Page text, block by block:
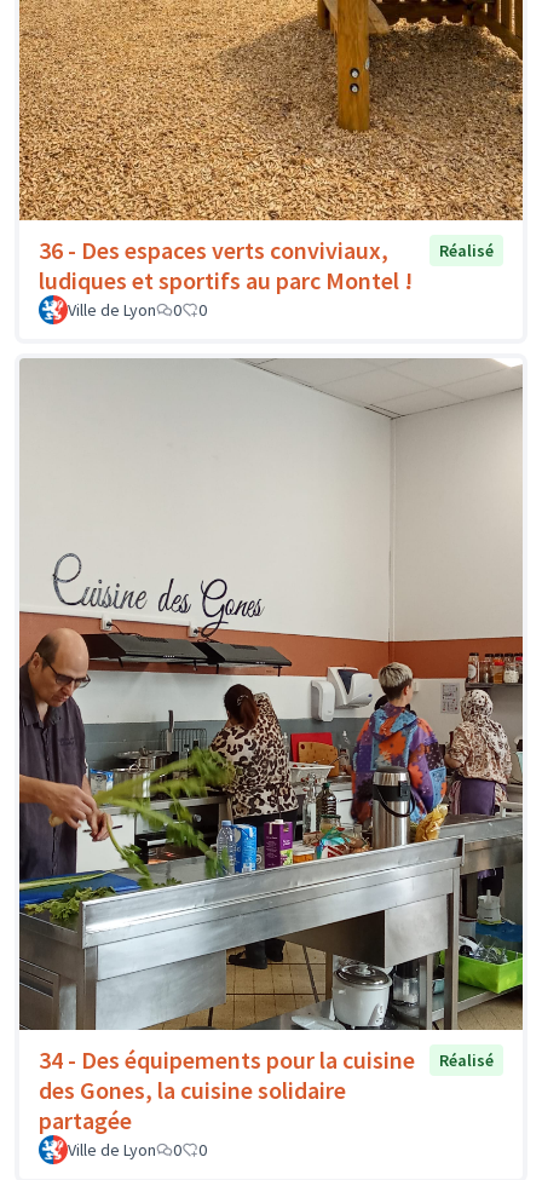
36 - Des espaces verts conviviaux,
ludiques et sportifs au parc Montel !
Réalisé
Ville de Lyon 0 0
34 - Des équipements pour la cuisine
des Gones, la cuisine solidaire
partagée
Réalisé
Ville de Lyon 0 0